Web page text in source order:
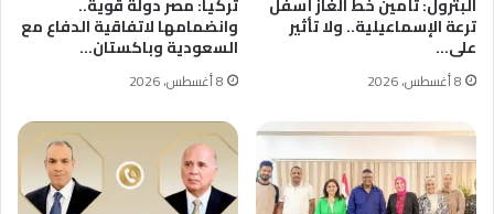
ترعة الإسماعيلية.. ولا تأثير
على…
8 أغسطس، 2026
وانضمامها لاتفاقية الدفاع مع
السعودية وباكستان…
8 أغسطس، 2026